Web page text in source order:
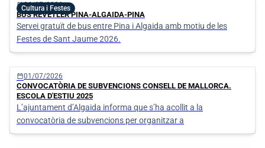
Cultura i Festes
calendar_today06/07/2026
BUS REVETLER PINA-ALGAIDA-PINA
Servei gratuït de bus entre Pina i Algaida amb motiu de les
Festes de Sant Jaume 2026.
calendar_today01/07/2026
CONVOCATÒRIA DE SUBVENCIONS CONSELL DE MALLORCA.
ESCOLA D'ESTIU 2025
L’ajuntament d’Algaida informa que s’ha acollit a la
convocatòria de subvencions per organitzar a